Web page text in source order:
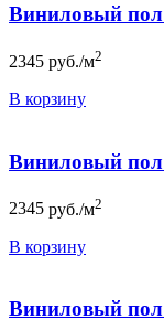
Виниловый
2345 руб./м2
В корзину
Виниловый
2345 руб./м2
В корзину
Виниловый